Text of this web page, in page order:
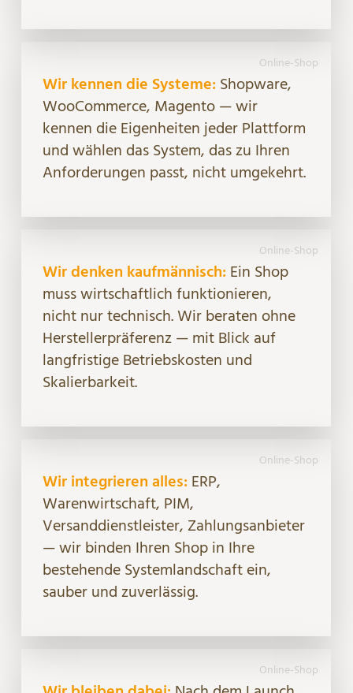
Online-Shop
Wir kennen die Systeme:Shopware,
WooCommerce, Magento — wir
kennen die Eigenheiten jeder Plattform
und wählen das System, das zu Ihren
Anforderungen passt, nicht umgekehrt.
Online-Shop
Wir denken kaufmännisch:Ein Shop
muss wirtschaftlich funktionieren,
nicht nur technisch. Wir beraten ohne
Herstellerpräferenz — mit Blick auf
langfristige Betriebskosten und
Skalierbarkeit.
Online-Shop
Wir integrieren alles:ERP,
Warenwirtschaft, PIM,
Versanddienstleister, Zahlungsanbieter
— wir binden Ihren Shop in Ihre
bestehende Systemlandschaft ein,
sauber und zuverlässig.
Online-Shop